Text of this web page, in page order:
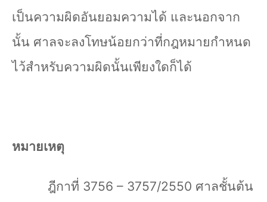
เป็นความผิดอันยอมความได้ และนอกจาก
นั้น ศาลจะลงโทษน้อยกว่าที่กฎหมายกำหนด
ไว้สำหรับความผิดนั้นเพียงใดก็ได้
หมายเหตุ
ฎีกาที่ 3756 – 3757/2550 ศาลชั้นต้น